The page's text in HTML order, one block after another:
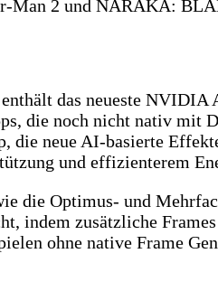
Man 2 und NARAKA:
das neueste
die noch nicht nativ mit
die neue AI-basierte
und effizienterem
die Optimus- und
indem zusätzliche
ohne native Frame